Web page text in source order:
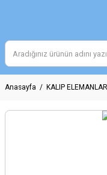
Anasayfa KALIP ELEMANLARI